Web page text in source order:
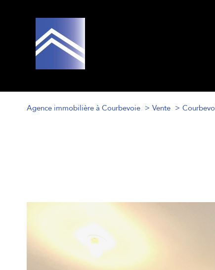
Agence immobilière à Courbevoie Vente